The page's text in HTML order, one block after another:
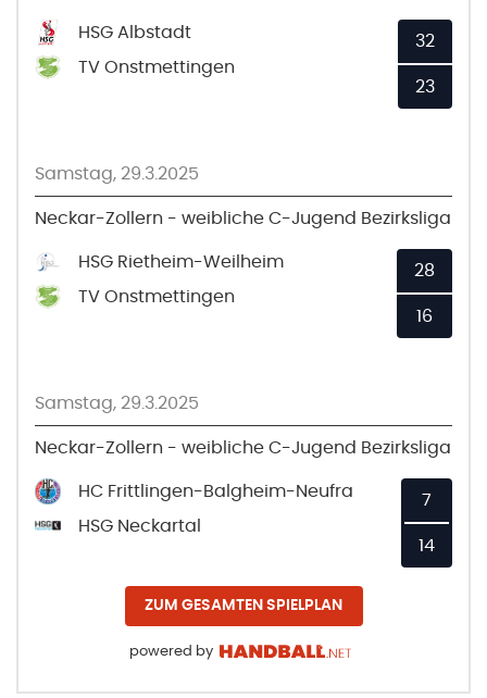
HSG Albstadt
TV Onstmettingen
32
23
Samstag, 29.3.2025
Neckar-Zollern - weibliche C-Jugend Bezirksliga
HSG Rietheim-Weilheim
TV Onstmettingen
28
16
Samstag, 29.3.2025
Neckar-Zollern - weibliche C-Jugend Bezirksliga
HC Frittlingen-Balgheim-Neufra
HSG Neckartal
7
14
ZUM GESAMTEN SPIELPLAN
powered by